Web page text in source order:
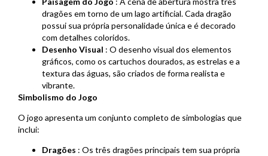
dragões em torno de um lago artificial. Cada dragão
possui sua própria personalidade única e é decorado
com detalhes coloridos.
Desenho Visual : O desenho visual dos elementos
gráficos, como os cartuchos dourados, as estrelas e a
textura das águas, são criados de forma realista e
vibrante.
Simbolismo do Jogo
O jogo apresenta um conjunto completo de simbologias que
inclui:
Dragões : Os três dragões principais tem sua própria